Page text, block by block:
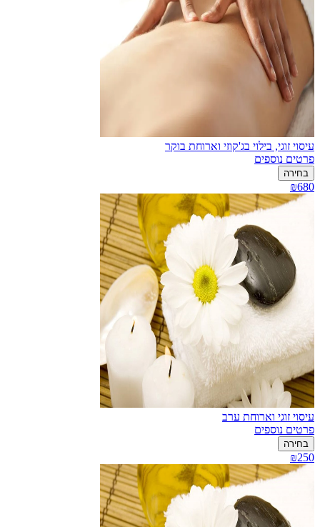
עיסוי זוגי, בילוי בג'קוזי וארוחת בוקר
פרטים נוספים
בחירה
₪680
עיסוי זוגי וארוחת ערב
פרטים נוספים
בחירה
₪250